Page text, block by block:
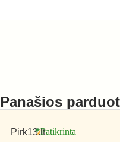
Panašios
Pirk13.lt